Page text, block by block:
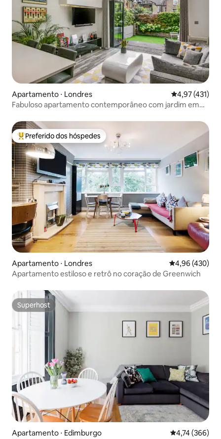
Apartamento ⋅ Londres 4,97 de uma
4,97 (431)
Fabuloso apartamento contemporâneo com jardim em
Entre os melhores preferidos dos hóspedes
Preferido dos hóspedes
Apartamento ⋅ Londres 4,96 de uma
4,96 (430)
Apartamento estiloso e retrô no coração de Greenwich
Superhost
Superhost
Apartamento ⋅ Edimburgo 4,74 de uma
4,74 (366)